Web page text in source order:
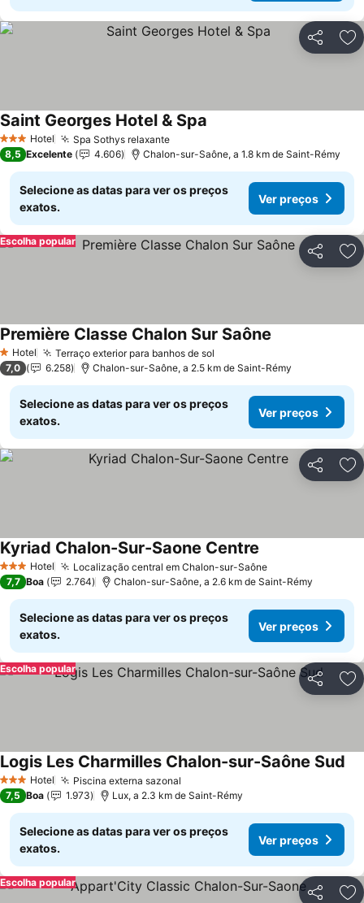
Partilhar
3 EstrelasHotel Spa Sothys relaxanteVer preços
Saint Georges Hotel & Spa
8,5 Excelente 4.606 Chalon-sur-Saône, a 1.8 km de Saint-Rémy
Selecione as datas para ver os preços
exatos.
Ver preços
Partilhar
Escolha popular
1 Estrelas
Hotel Terraço exterior para banhos de sol
Première Classe Chalon Sur Saône
7,0 6.258 Chalon-sur-Saône, a 2.5 km de Saint-Rémy
Selecione as datas para ver os preços
exatos.
Ver preços
Partilhar
3 EstrelasHotel Localização central em Chalon-sur-SaôneVer preços
Kyriad Chalon-Sur-Saone Centre
7,7 Boa 2.764 Chalon-sur-Saône, a 2.6 km de Saint-Rémy
Selecione as datas para ver os preços
exatos.
Ver preços
Partilhar
Escolha popular
3 EstrelasHotel Piscina externa sazonal
Logis Les Charmilles Chalon-sur-Saône Sud
7,5 Boa 1.973 Lux, a 2.3 km de Saint-Rémy
Selecione as datas para ver os preços
exatos.
Ver preços
Partilhar
Escolha popular